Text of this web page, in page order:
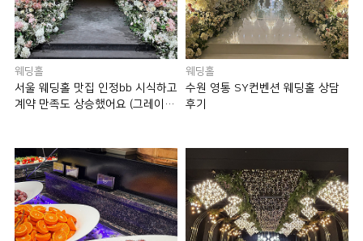
웨딩홀
서울 웨딩홀 맛집 인정bb 시식하고
계약 만족도 상승했어요 (그레이스
웨딩홀
수원 영통 SY컨벤션 웨딩홀 상담
후기